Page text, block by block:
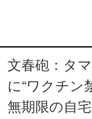
文春砲：タ
に“ワクチン
無期限の自宅